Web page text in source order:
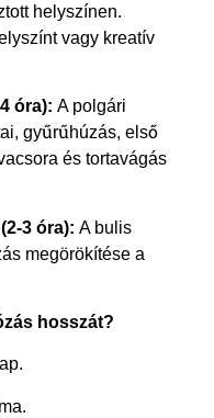
helyszínen.
vagy kreatív
óra): A polgári
gyűrűhúzás, első
és tortavágás
3 óra): A bulis
megörökítése a
hosszát?